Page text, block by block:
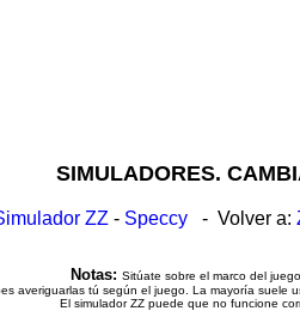
SIMULADORES.
ZZ - Speccy - Volver a:
Notas: Sitúate sobre el marco del
averiguarlas tú según el juego. La mayoría suele
El simulador ZZ puede que no funcione